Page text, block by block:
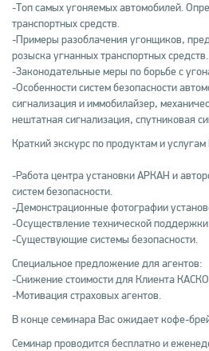
-Топ самых угоняемых автомобилей.
транспортных средств.
-Примеры разоблачения угонщиков,
розыска угнанных транспортных средств.
-Законодательные меры по борьбе с
-Особенности систем безопасности
сигнализация и иммобилайзер,
нештатная сигнализация, спутниковая
Краткий экскурс по продуктам и
-Работа центра установки АРКАН и
систем безопасности.
-Демонстрационные фотографии
-Осуществление технической
-Существующие системы безопасности.
Специальное предложение для агентов:
-Снижение стоимости для Клиента
-Мотивация страховых агентов.
В конце семинара Вас ожидает кофе-
Семинар проводится бесплатно и